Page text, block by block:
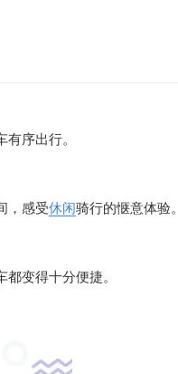
序出行。
，感受休闲骑行的惬意体验。
变得十分便捷。